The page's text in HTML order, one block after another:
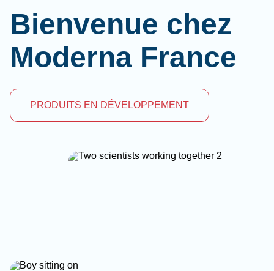
Bienvenue chez
Moderna France
PRODUITS EN DÉVELOPPEMENT